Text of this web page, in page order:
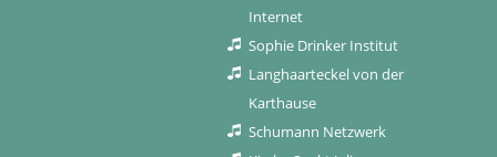
Internet
Sophie Drinker Institut
Langhaarteckel von der
Karthause
Schumann Netzwerk